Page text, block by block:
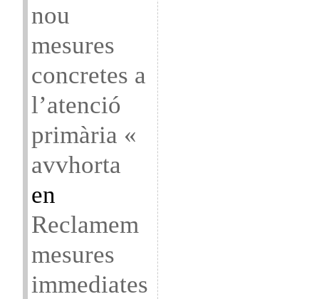
nou
mesures
concretes a
l’atenció
primària «
avvhorta
en
Reclamem
mesures
immediates